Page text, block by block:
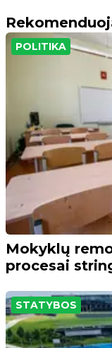
POLITIKA
Mokyklų
procesai
STATYBOS